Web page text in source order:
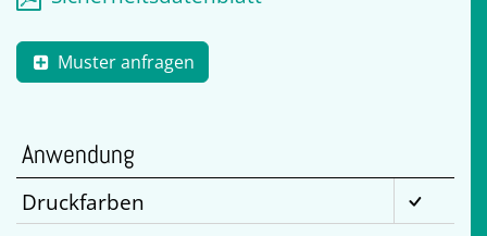
Muster anfragen
Anwendung
Druckfarben